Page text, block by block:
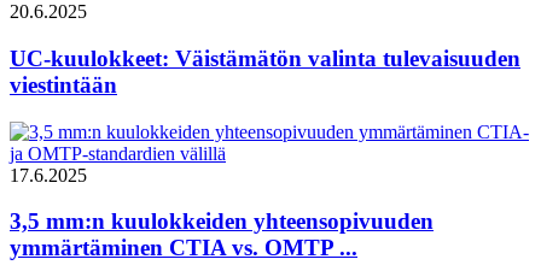
20.6.2025
UC-kuulokkeet: Väistämätön valinta tulevaisuuden
viestintään
17.6.2025
3,5 mm:n kuulokkeiden yhteensopivuuden
ymmärtäminen CTIA vs. OMTP ...